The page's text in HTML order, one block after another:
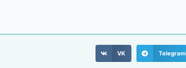
VK Telegram